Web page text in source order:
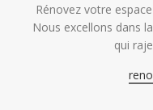
Rénovez votre
Nous excellons dans
qui